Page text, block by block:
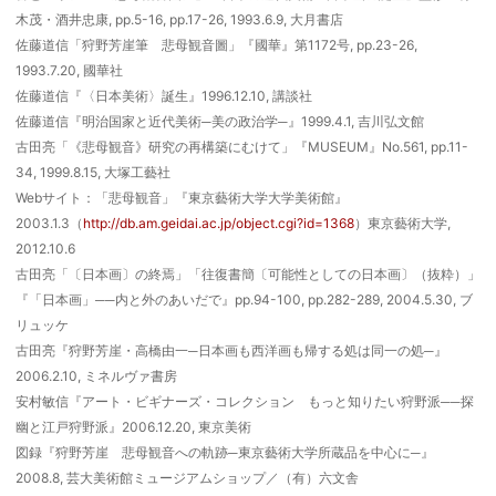
木茂・酒井忠康, pp.5-16, pp.17-26, 1993.6.9, 大月書店
佐藤道信「狩野芳崖筆 悲母観音圖」『國華』第1172号, pp.23-26,
1993.7.20, 國華社
佐藤道信『〈日本美術〉誕生』1996.12.10, 講談社
佐藤道信『明治国家と近代美術─美の政治学─』1999.4.1, 吉川弘文館
古田亮「《悲母観音》研究の再構築にむけて」『MUSEUM』No.561, pp.11-
34, 1999.8.15, 大塚工藝社
Webサイト：「悲母観音」『東京藝術大学大学美術館』
2003.1.3（ http://db.am.geidai.ac.jp/object.cgi?id=1368）東京藝術大学,
2012.10.6
古田亮「〔日本画〕の終焉」「往復書簡〔可能性としての日本画〕（抜粋）」
『「日本画」──内と外のあいだで』pp.94-100, pp.282-289, 2004.5.30, ブ
リュッケ
古田亮『狩野芳崖・高橋由一─日本画も西洋画も帰する処は同一の処─』
2006.2.10, ミネルヴァ書房
安村敏信『アート・ビギナーズ・コレクション もっと知りたい狩野派──探
幽と江戸狩野派』2006.12.20, 東京美術
図録『狩野芳崖 悲母観音への軌跡─東京藝術大学所蔵品を中心に─』
2008.8, 芸大美術館ミュージアムショップ／（有）六文舎